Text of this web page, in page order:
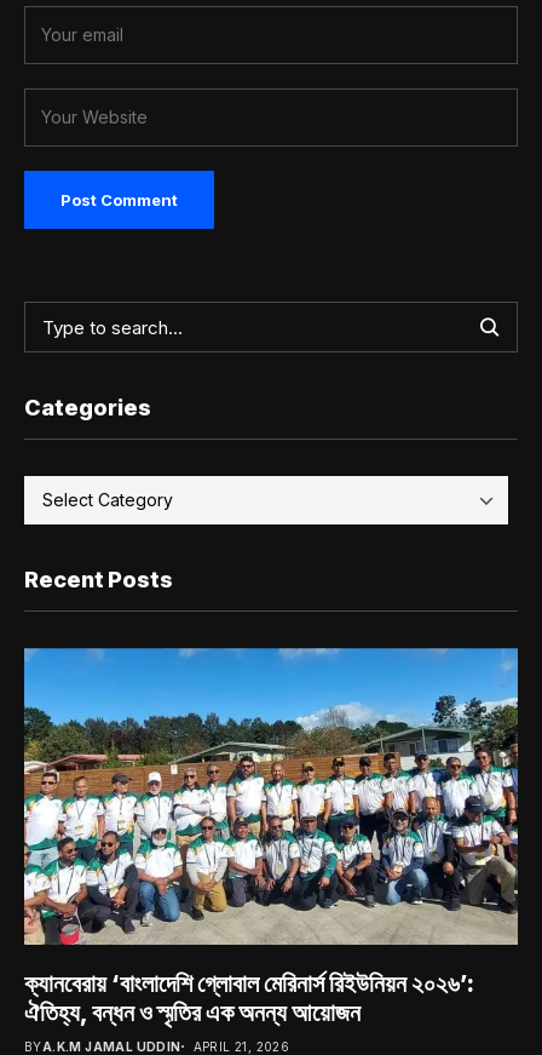
Categories
Recent Posts
ক্যানবেরায় ‘বাংলাদেশি গ্লোবাল মেরিনার্স রিইউনিয়ন ২০২৬’:
ঐতিহ্য, বন্ধন ও স্মৃতির এক অনন্য আয়োজন
BYA.K.M JAMAL UDDIN APRIL 21, 2026